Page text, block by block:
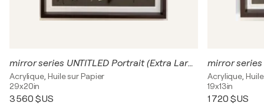
mirror series UNTITLED Portrait (Extra Large)
Acrylique, Huile sur Papier
29x20in
3 560 $US
mirror series
Acrylique,
19x13in
1 720 $US